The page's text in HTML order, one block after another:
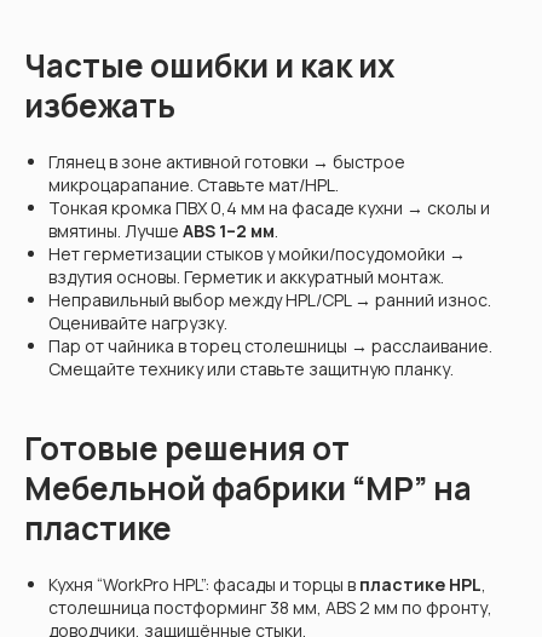
Частые ошибки и как их
избежать
Глянец в зоне активной готовки → быстрое
микроцарапание. Ставьте мат/HPL.
Тонкая кромка ПВХ 0,4 мм на фасаде кухни → сколы и
вмятины. Лучше ABS 1–2 мм.
Нет герметизации стыков у мойки/посудомойки →
вздутия основы. Герметик и аккуратный монтаж.
Неправильный выбор между HPL/CPL → ранний износ.
Оценивайте нагрузку.
Пар от чайника в торец столешницы → расслаивание.
Смещайте технику или ставьте защитную планку.
Готовые решения от
Мебельной фабрики “МР” на
пластике
Кухня “WorkPro HPL”: фасады и торцы в пластике HPL,
столешница постформинг 38 мм, ABS 2 мм по фронту,
доводчики, защищённые стыки.